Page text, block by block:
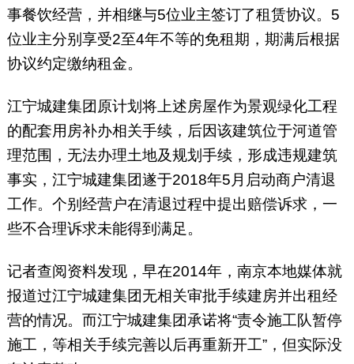
事餐饮经营，并相继与5位业主签订了租赁协议。5
位业主分别享受2至4年不等的免租期，期满后根据
协议约定缴纳租金。
江宁城建集团原计划将上述房屋作为景观绿化工程
的配套用房补办相关手续，后因该建筑位于河道管
理范围，无法办理土地及规划手续，形成违规建筑
事实，江宁城建集团遂于2018年5月启动商户清退
工作。个别经营户在清退过程中提出赔偿诉求，一
些不合理诉求未能得到满足。
记者查阅资料发现，早在2014年，南京本地媒体就
报道过江宁城建集团无相关审批手续建房并出租经
营的情况。而江宁城建集团承诺将“责令施工队暂停
施工，等相关手续完善以后再重新开工”，但实际没